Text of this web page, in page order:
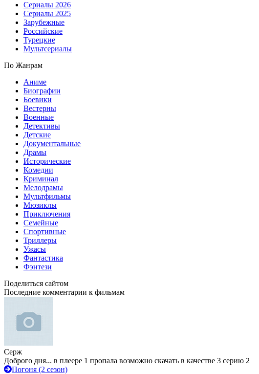
Сериалы 2026
Сериалы 2025
Зарубежные
Российские
Турецкие
Мультсериалы
По Жанрам
Аниме
Биографии
Боевики
Вестерны
Военные
Детективы
Детские
Документальные
Драмы
Исторические
Комедии
Криминал
Мелодрамы
Мультфильмы
Мюзиклы
Приключения
Семейные
Спортивные
Триллеры
Ужасы
Фантастика
Фэнтези
Поделиться сайтом
Последние комментарии к фильмам
Серж
Доброго дня... в плеере 1 пропала возможно скачать в качестве 3 серию 2
Погоня (2 сезон)